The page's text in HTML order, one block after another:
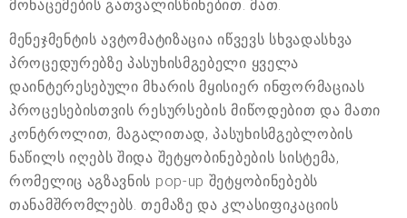
მონაცემების გათვალისწინებით. მათ.
მენეჯმენტის ავტომატიზაცია იწვევს სხვადასხვა
პროცედურებზე პასუხისმგებელი ყველა
დაინტერესებული მხარის მყისიერ ინფორმაციას
პროცესებისთვის რესურსების მიწოდებით და მათი
კონტროლით, მაგალითად, პასუხისმგებლობის
ნაწილს იღებს შიდა შეტყობინებების სისტემა,
რომელიც აგზავნის pop-up შეტყობინებებს
თანამშრომლებს. თემაზე და კლასიფიკაციის